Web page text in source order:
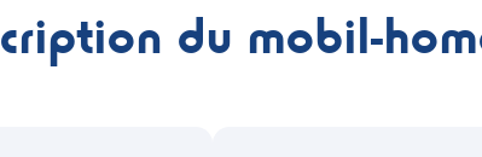
du mobil-